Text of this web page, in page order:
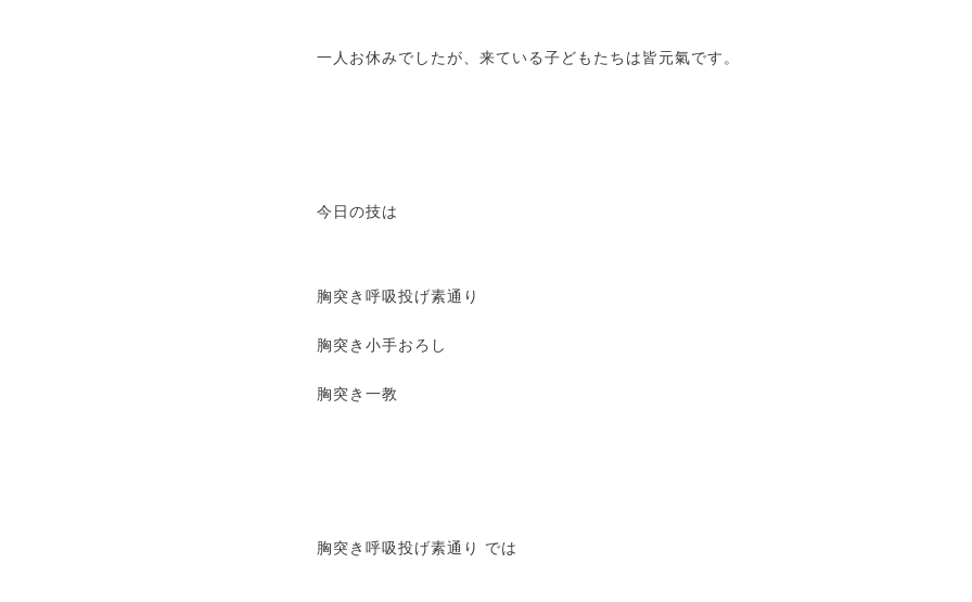
一人お休みでしたが、来ている子どもたちは皆元氣です。
今日の技は
胸突き呼吸投げ素通り
胸突き小手おろし
胸突き一教
胸突き呼吸投げ素通り では